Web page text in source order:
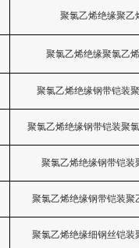
聚氯乙烯绝缘聚乙
聚氯乙烯绝缘聚氯乙
聚氯乙烯绝缘钢带铠装
聚氯乙烯绝缘钢带铠装聚
聚氯乙烯绝缘钢带铠装
聚氯乙烯绝缘钢带铠装聚
聚氯乙烯绝缘细钢丝铠装